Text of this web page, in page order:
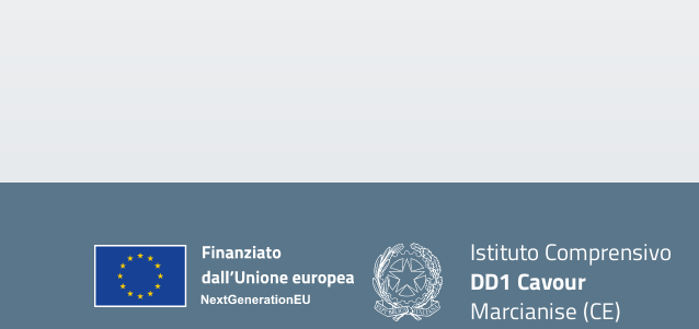
Istituto Comprensivo
DD1 Cavour
Marcianise (CE)